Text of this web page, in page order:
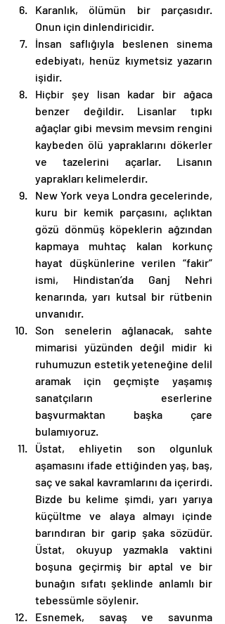
Karanlık, ölümün bir parçasıdır.
Onun için dinlendiricidir.
İnsan saflığıyla beslenen sinema
edebiyatı, henüz kıymetsiz yazarın
işidir.
Hiçbir şey lisan kadar bir ağaca
benzer değildir. Lisanlar tıpkı
ağaçlar gibi mevsim mevsim rengini
kaybeden ölü yapraklarını dökerler
ve tazelerini açarlar. Lisanın
yaprakları kelimelerdir.
New York veya Londra gecelerinde,
kuru bir kemik parçasını, açlıktan
gözü dönmüş köpeklerin ağzından
kapmaya muhtaç kalan korkunç
hayat düşkünlerine verilen “fakir”
ismi, Hindistan’da Ganj Nehri
kenarında, yarı kutsal bir rütbenin
unvanıdır.
Son senelerin ağlanacak, sahte
mimarisi yüzünden değil midir ki
ruhumuzun estetik yeteneğine delil
aramak için geçmişte yaşamış
sanatçıların eserlerine
başvurmaktan başka çare
bulamıyoruz.
Üstat, ehliyetin son olgunluk
aşamasını ifade ettiğinden yaş, baş,
saç ve sakal kavramlarını da içerirdi.
Bizde bu kelime şimdi, yarı yarıya
küçültme ve alaya almayı içinde
barındıran bir garip şaka sözüdür.
Üstat, okuyup yazmakla vaktini
boşuna geçirmiş bir aptal ve bir
bunağın sıfatı şeklinde anlamlı bir
tebessümle söylenir.
Esnemek, savaş ve savunma